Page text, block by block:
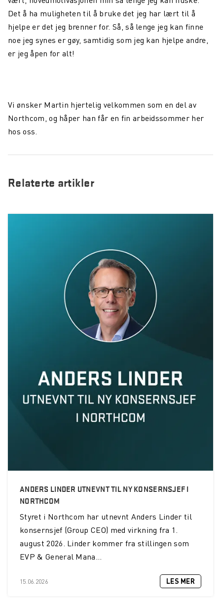
Det å ha muligheten til å bruke det jeg har lært til å
hjelpe er det jeg brenner for. Så, så lenge jeg kan finne
noe jeg synes er gøy, samtidig som jeg kan hjelpe andre,
er jeg åpen for alt!
Vi ønsker Martin hjertelig velkommen som en del av
Northcom, og håper han får en fin arbeidssommer her
hos oss.
Relaterte artikler
ANDERS LINDER UTNEVNT TIL NY KONSERNSJEF I
NORTHCOM
Styret i Northcom har utnevnt Anders Linder til
konsernsjef (Group CEO) med virkning fra 1.
august 2026. Linder kommer fra stillingen som
EVP & General Mana...
15.06.2026 LES MER